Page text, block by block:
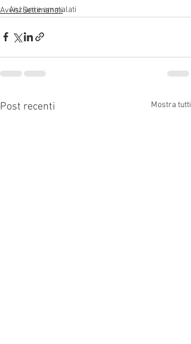
Anziani e ammalati
Avvisi Settimanali
Post recenti Mostra tutti